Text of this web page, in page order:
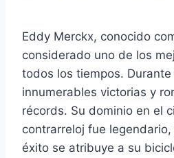
Eddy Merckx, conocido
considerado uno de los
todos los tiempos.
innumerables victorias y
récords. Su dominio en el
contrarreloj fue
éxito se atribuye a su